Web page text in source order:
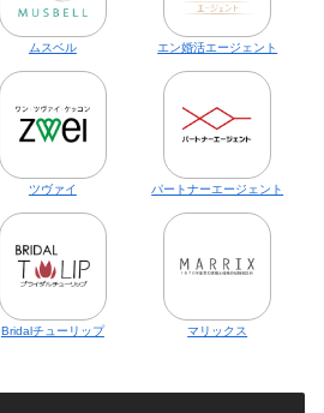
ムスベル エン婚活エージェント
ツヴァイ パートナーエージェント
Bridalチューリップ マリックス